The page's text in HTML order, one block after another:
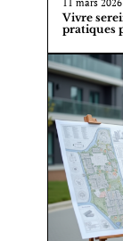
Vivre
pratiques